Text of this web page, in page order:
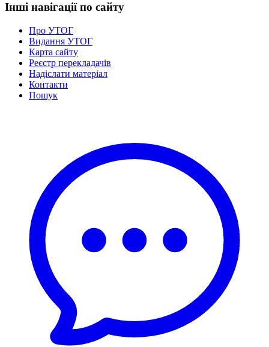
Інші навігації по сайту
Про УТОГ
Видання УТОГ
Карта сайту
Реєстр перекладачів
Надіслати матеріал
Контакти
Пошук